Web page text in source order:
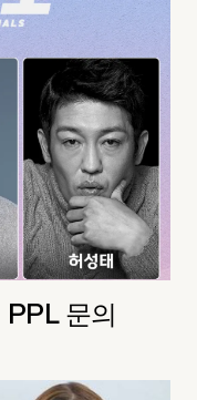
문의